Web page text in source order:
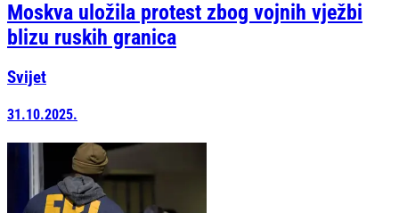
Moskva uložila protest zbog vojnih vježbi
blizu ruskih granica
Svijet
31.10.2025.